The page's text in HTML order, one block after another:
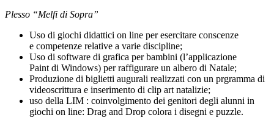
Plesso “Melfi di Sopra”
Uso di giochi didattici on line peresercitare conscenze
e competenze relative a varie discipline;
Uso di software di grafica perbambini (l’applicazione
Paint di Windows) per raffigurare un albero di Natale;
Produzione di biglietti augurali realizzati con un prgramma di
videoscrittura e inserimento di clip artnatalizie;
uso della LIM : coinvolgimento dei genitori degli alunni in
giochi on line: Drag and Drop colora i disegni e puzzle.